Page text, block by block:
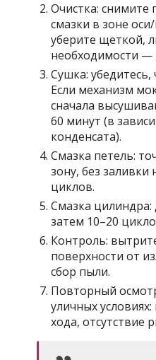
Очистка: снимите
смазки в зоне
уберите щеткой,
необходимости —
Сушка: убедитесь,
Если механизм
сначала
60 минут (в
конденсата).
Смазка петель:
зону, без заливки
циклов.
Смазка
затем 10–20
Контроль:
поверхности от
сбор пыли.
Повторный
уличных
хода, отсутствие